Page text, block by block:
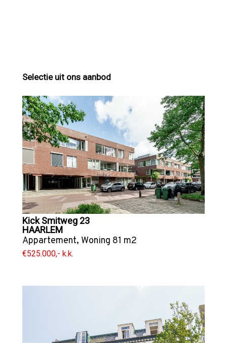
Selectie uit ons aanbod
Kick Smitweg 23
HAARLEM
Appartement, Woning 81 m2
€525.000,- k.k.